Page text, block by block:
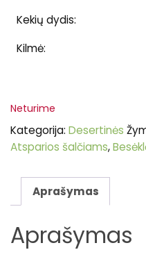
Kekių dydis:
Kilmė:
Neturime
Kategorija:Desertinės
Atsparios šalčiams,
Aprašymas
Aprašymas